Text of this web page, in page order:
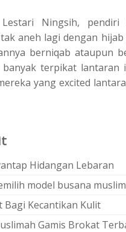
Ningsih,
aneh lagi dengan
berniqab ataupun
terpikat lantaran
yang excited
Hidangan Lebaran
model busana
Bagi Kecantikan Kulit
Gamis Brokat